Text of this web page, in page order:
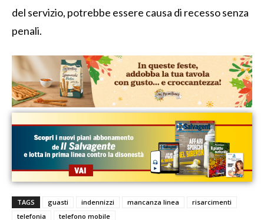
del servizio, potrebbe essere causa di recesso senza
penali.
TAGS guasti indennizzi mancanza linea
risarcimenti
telefonia
telefono mobile